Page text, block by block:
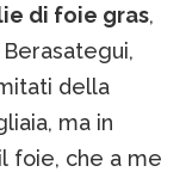
di foie gras,
della
ma in
foie, che a me